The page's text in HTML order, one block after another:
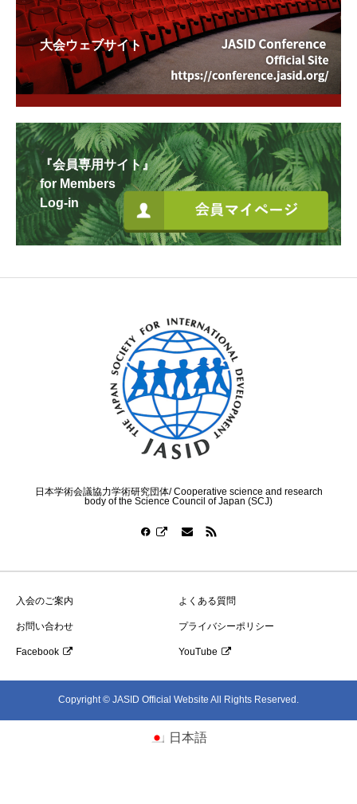
大会ウェブサイト
『会員専用サイト』
for Members
Log-in
日本学術会議協力学術研究団体/ Cooperative science and research
body of the Science Council of Japan (SCJ)
入会のご案内 よくある質問
お問い合わせ プライバシーポリシー
Facebook YouTube
Copyright © JASID Official Website All Rights Reserved.
日本語